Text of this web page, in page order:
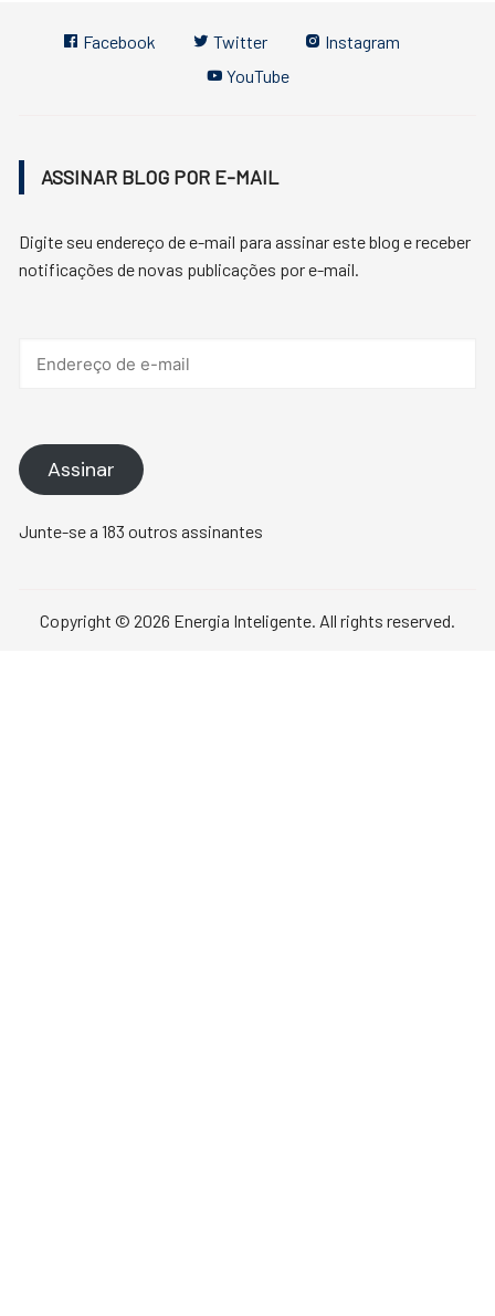
Facebook Twitter
Instagram
YouTube
ASSINAR BLOG POR E-MAIL
Digite seu endereço de e-mail para assinar este blog e receber
notificações de novas publicações por e-mail.
Assinar
Junte-se a 183 outros assinantes
Copyright © 2026 Energia Inteligente. All rights reserved.